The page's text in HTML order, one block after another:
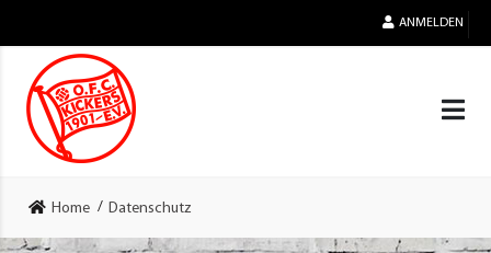
ANMELDEN
Home Datenschutz